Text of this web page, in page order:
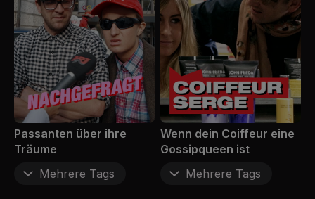
Passanten über ihre
Träume
Mehrere Tags
Wenn dein Coiffeur eine
Gossipqueen ist
Mehrere Tags